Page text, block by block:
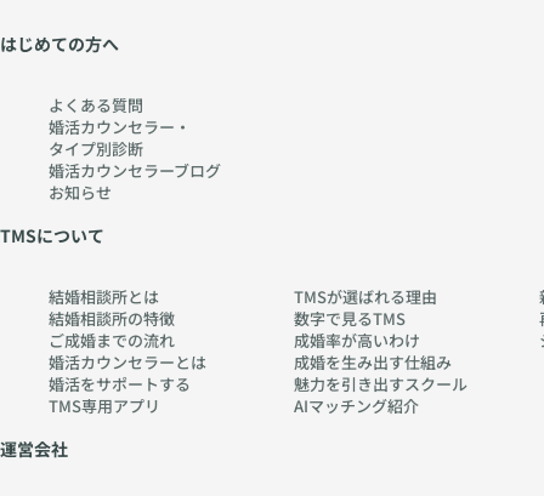
はじめての方へ
よくある質問
婚活カウンセラー・
タイプ別診断
婚活カウンセラーブログ
お知らせ
TMSについて
結婚相談所とは
結婚相談所の特徴
ご成婚までの流れ
婚活カウンセラーとは
婚活をサポートする
TMS専用アプリ
TMSが選ばれる理由
数字で見るTMS
成婚率が高いわけ
成婚を生み出す仕組み
魅力を引き出すスクール
AIマッチング紹介
運営会社